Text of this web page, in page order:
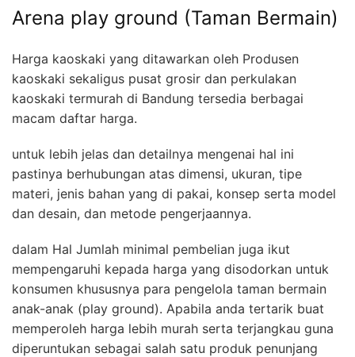
Arena play ground (Taman Bermain)
Harga kaoskaki yang ditawarkan oleh Produsen
kaoskaki sekaligus pusat grosir dan perkulakan
kaoskaki termurah di Bandung tersedia berbagai
macam daftar harga.
untuk lebih jelas dan detailnya mengenai hal ini
pastinya berhubungan atas dimensi, ukuran, tipe
materi, jenis bahan yang di pakai, konsep serta model
dan desain, dan metode pengerjaannya.
dalam Hal Jumlah minimal pembelian juga ikut
mempengaruhi kepada harga yang disodorkan untuk
konsumen khususnya para pengelola taman bermain
anak-anak (play ground). Apabila anda tertarik buat
memperoleh harga lebih murah serta terjangkau guna
diperuntukan sebagai salah satu produk penunjang